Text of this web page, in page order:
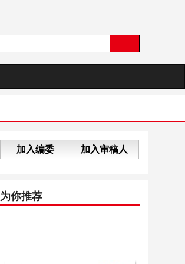
加入编委 加入审稿人
为你推荐